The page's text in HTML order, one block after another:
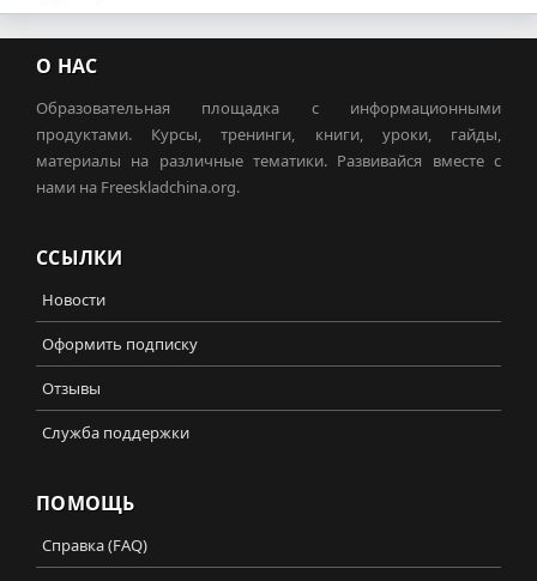
О НАС
Образовательная площадка с информационными
продуктами. Курсы, тренинги, книги, уроки, гайды,
материалы на различные тематики. Развивайся вместе с
нами на Freeskladchina.org.
ССЫЛКИ
Новости
Оформить подписку
Отзывы
Служба поддержки
ПОМОЩЬ
Справка (FAQ)